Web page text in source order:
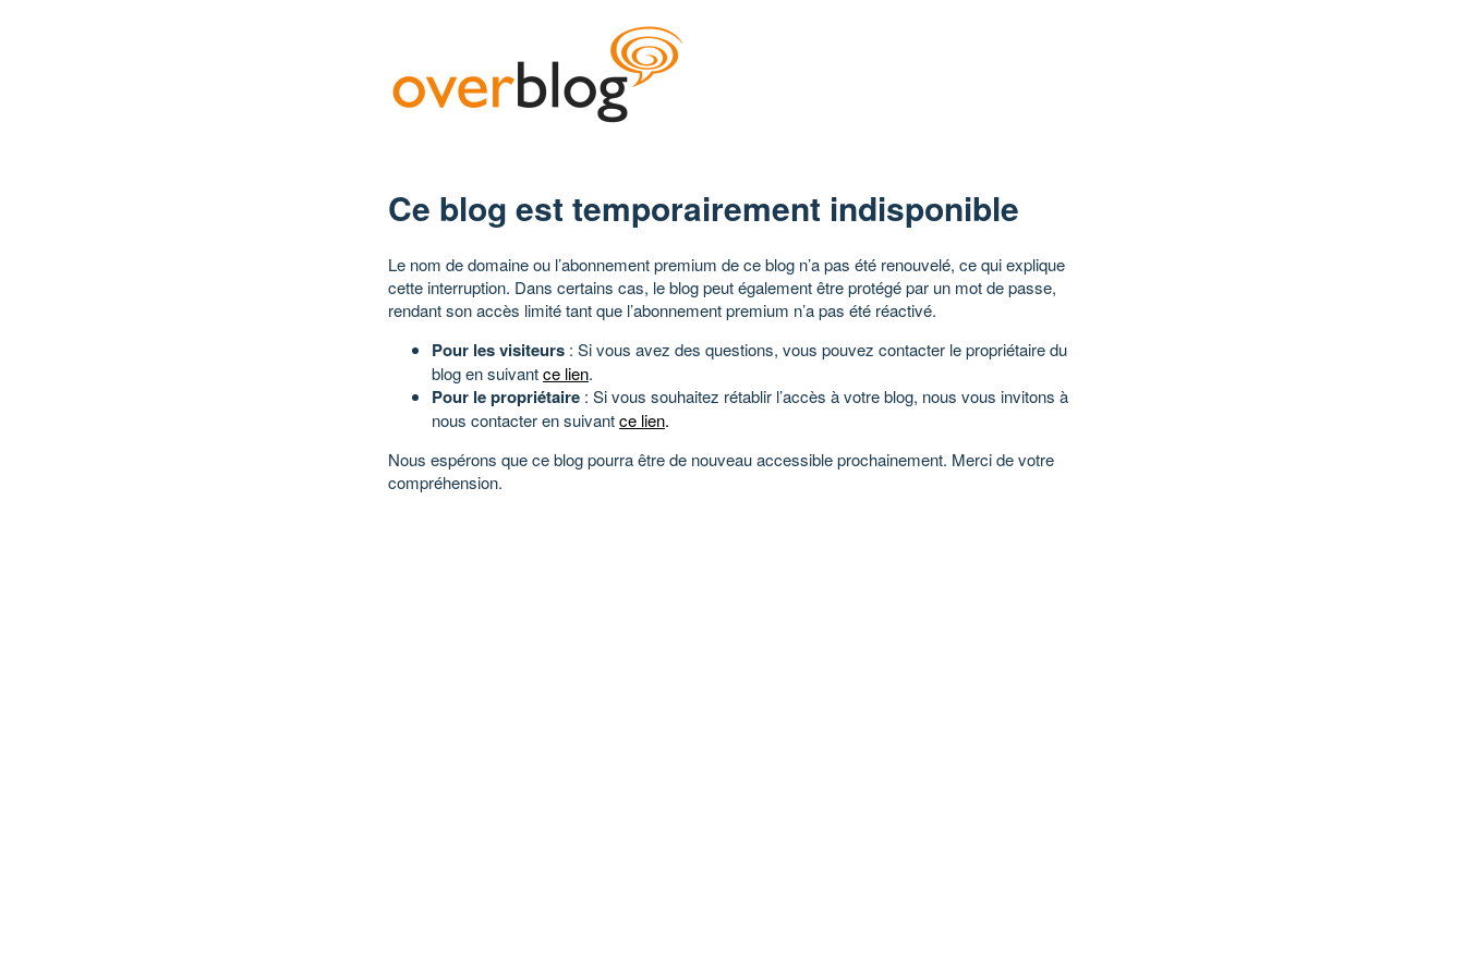
Ce blog est temporairement indisponible
Le nom de domaine ou l’abonnement premium de ce blog n’a pas été renouvelé, ce qui explique
cette interruption. Dans certains cas, le blog peut également être protégé par un mot de passe,
rendant son accès limité tant que l’abonnement premium n’a pas été réactivé.
Pour les visiteurs : Si vous avez des questions, vous pouvez contacter le propriétaire du
blog en suivantce lien.
Pour le propriétaire : Si vous souhaitez rétablir l’accès à votre blog, nous vous invitons à
nous contacter en suivantce lien.
Nous espérons que ce blog pourra être de nouveau accessible prochainement. Merci de votre
compréhension.